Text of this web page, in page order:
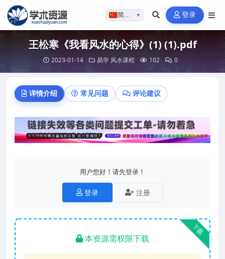
简体…▼ 登录
王松寒《我看风水的心得》(1) (1).pdf
2023-01-14 易学 风水课程 102 0
详情介绍 常见问题 评论建议
用户您好！请先登录！
登录 注册
下载
本资源需权限下载